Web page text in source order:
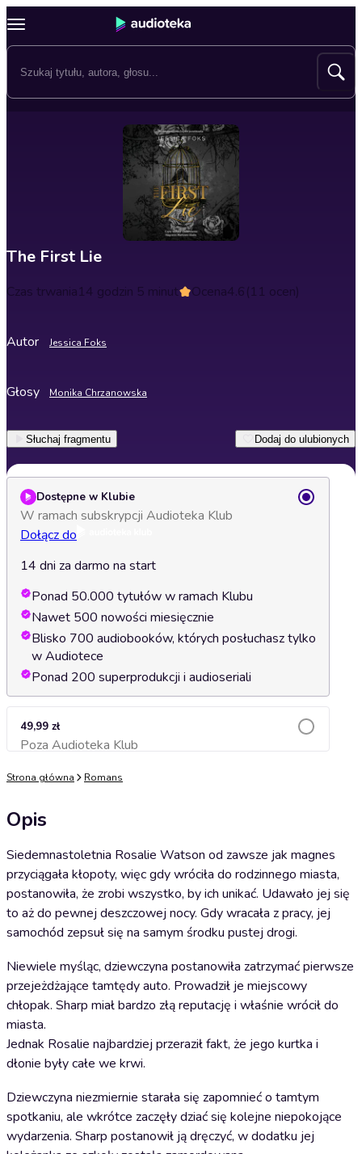
The First Lie
Czas trwania14 godzin 5 minut Ocena4.6(11 ocen)
Autor Jessica Foks
Głosy Monika Chrzanowska
Słuchaj fragmentu Dodaj do ulubionych
Dostępne w Klubie
W ramach subskrypcji Audioteka Klub
Dołącz do
14 dni za darmo na start
Ponad 50.000 tytułów w ramach Klubu
Nawet 500 nowości miesięcznie
Blisko 700 audiobooków, których posłuchasz tylko
w Audiotece
Ponad 200 superprodukcji i audioseriali
49,99 zł
Poza Audioteka KlubDodaj do koszyka
Strona główna Romans
Opis
Siedemnastoletnia Rosalie Watson od zawsze jak magnes
przyciągała kłopoty, więc gdy wróciła do rodzinnego miasta,
postanowiła, że zrobi wszystko, by ich unikać. Udawało jej się
to aż do pewnej deszczowej nocy. Gdy wracała z pracy, jej
samochód zepsuł się na samym środku pustej drogi.
Niewiele myśląc, dziewczyna postanowiła zatrzymać pierwsze
przejeżdżające tamtędy auto. Prowadził je miejscowy
chłopak. Sharp miał bardzo złą reputację i właśnie wrócił do
miasta.
Jednak Rosalie najbardziej przeraził fakt, że jego kurtka i
dłonie były całe we krwi.
Dziewczyna niezmiernie starała się zapomnieć o tamtym
spotkaniu, ale wkrótce zaczęły dziać się kolejne niepokojące
wydarzenia. Sharp postanowił ją dręczyć, w dodatku jej